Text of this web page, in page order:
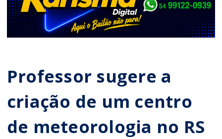
Professor sugere a
criação de um centro
de meteorologia no RS